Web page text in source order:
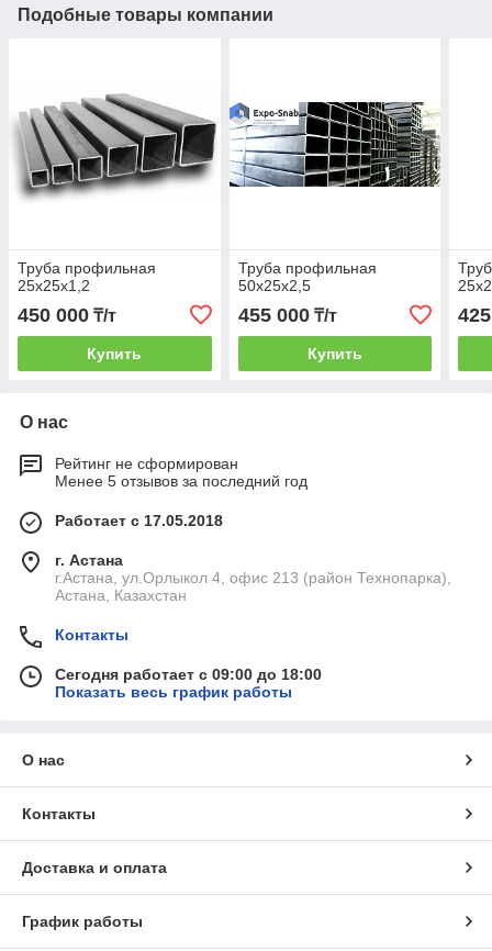
Подобные товары компании
Труба профильная
25х25х1,2
450 000 ₸/т
Купить
Труба профильная
50х25х2,5
455 000₸/т
Купить
О нас
Рейтинг не сформирован
Менее 5 отзывов за последний год
Работает с 17.05.2018
г. Астана
г.Астана, ул.Орлыкол 4, офис 213 (район Технопарка),
Астана, Казахстан
Контакты
Сегодня работает с 09:00 до 18:00
Показать весь график работы
О нас
Контакты
Доставка и оплата
График работы